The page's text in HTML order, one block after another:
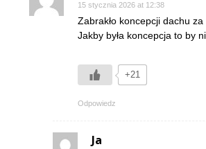
15 stycznia 2026 at 12:38
Zabrakło koncepcji dachu za
Jakby była koncepcja to by
+21
Odpowiedz
Ja